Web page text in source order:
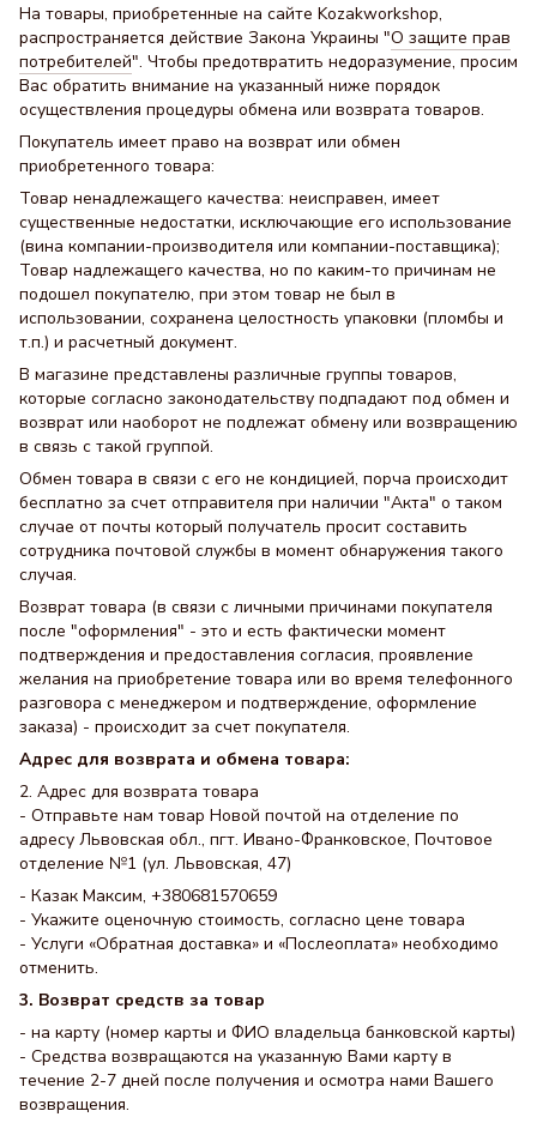
На товары, приобретенные на сайте Kozakworkshop,
распространяется действие Закона Украины "О защите прав
потребителей". Чтобы предотвратить недоразумение, просим
Вас обратить внимание на указанный ниже порядок
осуществления процедуры обмена или возврата товаров.
Покупатель имеет право на возврат или обмен
приобретенного товара:
Товар ненадлежащего качества: неисправен, имеет
существенные недостатки, исключающие его использование
(вина компании-производителя или компании-поставщика);
Товар надлежащего качества, но по каким-то причинам не
подошел покупателю, при этом товар не был в
использовании, сохранена целостность упаковки (пломбы и
т.п.) и расчетный документ.
В магазине представлены различные группы товаров,
которые согласно законодательству подпадают под обмен и
возврат или наоборот не подлежат обмену или возвращению
в связь с такой группой.
Обмен товара в связи с его не кондицией, порча происходит
бесплатно за счет отправителя при наличии "Акта" о таком
случае от почты который получатель просит составить
сотрудника почтовой службы в момент обнаружения такого
случая.
Возврат товара (в связи с личными причинами покупателя
после "оформления" - это и есть фактически момент
подтверждения и предоставления согласия, проявление
желания на приобретение товара или во время телефонного
разговора с менеджером и подтверждение, оформление
заказа) - происходит за счет покупателя.
Адрес для возврата и обмена товара:
2. Адрес для возврата товара
- Отправьте нам товар Новой почтой на отделение по
адресу Львовская обл., пгт. Ивано-Франковское, Почтовое
отделение №1 (ул. Львовская, 47)
- Казак Максим, +380681570659
- Укажите оценочную стоимость, согласно цене товара
- Услуги «Обратная доставка» и «Послеоплата» необходимо
отменить.
3. Возврат средств за товар
- на карту (номер карты и ФИО владельца банковской карты)
- Средства возвращаются на указанную Вами карту в
течение 2-7 дней после получения и осмотра нами Вашего
возвращения.